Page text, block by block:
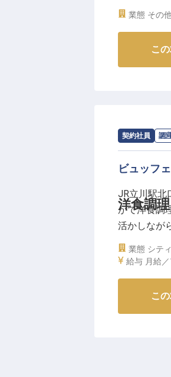
■オフィス
ホテル運
理、請求書
ーー【働き
パート・ア
嬉しい福利
将来的に正
※2026年03
業態 その
こ
契約社員 調
洋食調
求人情報：パ
ビュッフ
JR立川駅北
かで洋食調
活かしなが
レッシュ休
とからお任
【この企業
と共に、
年12月ま
業態 シテ
給与 月給
こ